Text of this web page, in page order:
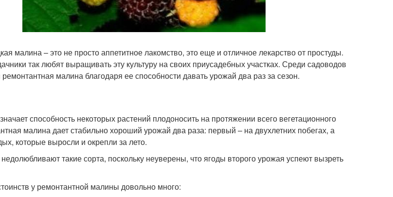
малина – это не просто аппетитное лакомство, это еще и отличное лекарство от простуды.
так любят выращивать эту культуру на своих приусадебных участках. Среди садоводов
малина благодаря ее способности давать урожай два раз за сезон.
способность некоторых растений плодоносить на протяжении всего вегетационного
малина дает стабильно хороший урожай два раза: первый – на двухлетних побегах, а
которые выросли и окрепли за лето.
такие сорта, поскольку неуверены, что ягоды второго урожая успеют вызреть
у ремонтантной малины довольно много: